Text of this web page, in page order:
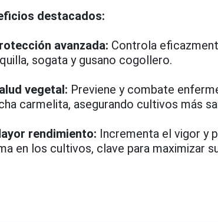
destacados:
avanzada: Controla
sogata y gusano cogollero.
vegetal: Previene y combate
carmelita, asegurando cultivos más
rendimiento: Incrementa el vigor y
en los cultivos, clave para maximizar